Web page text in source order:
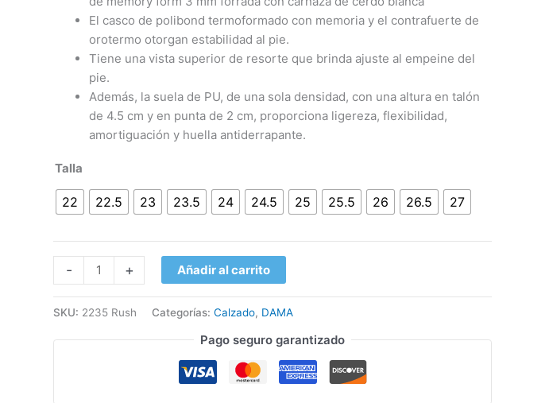
El casco de polibond termoformado con memoria y el contrafuerte de
orotermo otorgan estabilidad al pie.
Tiene una vista superior de resorte que brinda ajuste al empeine del
pie.
Además, la suela de PU, de una sola densidad, con una altura en talón
de 4.5 cm y en punta de 2 cm, proporciona ligereza, flexibilidad,
amortiguación y huella antiderrapante.
Talla
22 22.5 23 23.5 24 24.5 25 25.5 26 26.5 27
- + Añadir al carrito
SKU: 2235 Rush Categorías: Calzado, DAMA
Pago seguro garantizado